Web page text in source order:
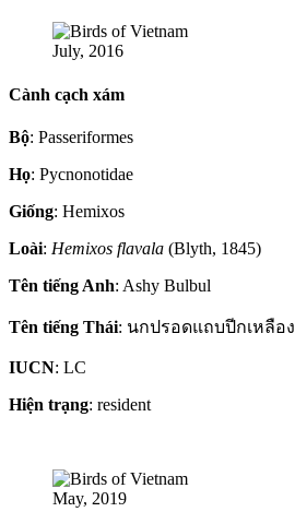
July, 2016
Cành cạch xám
Bộ: Passeriformes
Họ: Pycnonotidae
Giống: Hemixos
Loài: Hemixos flavala (Blyth, 1845)
Tên tiếng Anh: Ashy Bulbul
Tên tiếng Thái: นกปรอดแถบปีกเหลือง
IUCN: LC
Hiện trạng: resident
May, 2019